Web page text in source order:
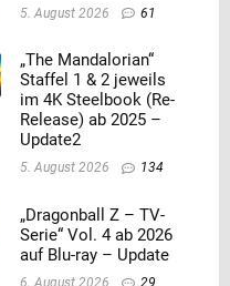
5. August 2026 61
„The Mandalorian“
Staffel 1 & 2 jeweils
im 4K Steelbook (Re-
Release) ab 2025 –
Update2
5. August 2026 134
„Dragonball Z – TV-
Serie“ Vol. 4 ab 2026
auf Blu-ray – Update
6. August 2026 29